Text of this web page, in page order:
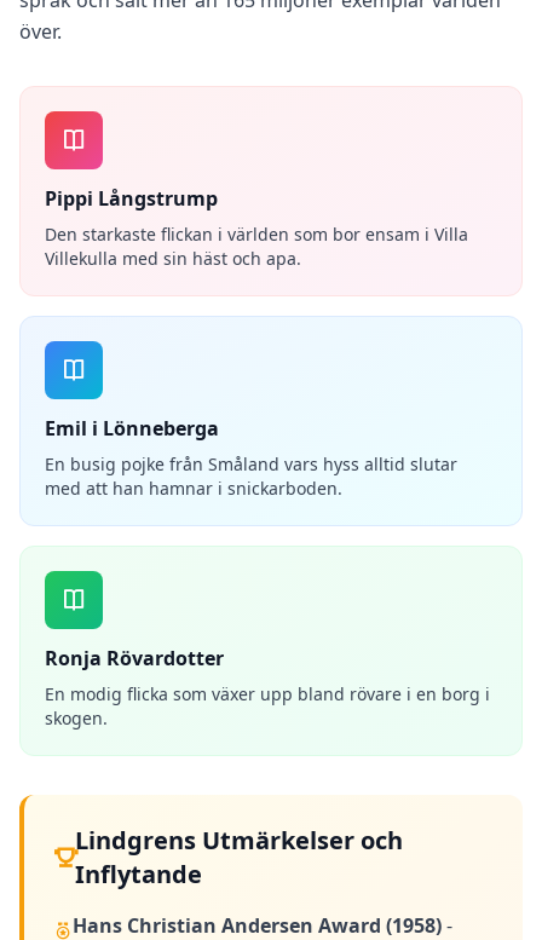
över.
Pippi Långstrump
Den starkaste flickan i världen som bor ensam i Villa
Villekulla med sin häst och apa.
Emil i Lönneberga
En busig pojke från Småland vars hyss alltid slutar
med att han hamnar i snickarboden.
Ronja Rövardotter
En modig flicka som växer upp bland rövare i en borg i
skogen.
Lindgrens Utmärkelser och
Inflytande
Hans Christian Andersen Award (1958)-